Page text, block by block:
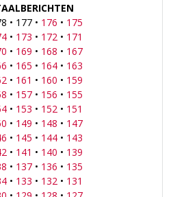
• 177 • 176 • 175
• 173 • 172 • 171
• 169 • 168 • 167
• 165 • 164• 163
• 161 • 160 • 159
• 157• 156 • 155
• 153 • 152 • 151
• 149 • 148 • 147
• 145 • 144• 143
• 141 • 140 • 139
• 137• 136 • 135
• 133 • 132 • 131